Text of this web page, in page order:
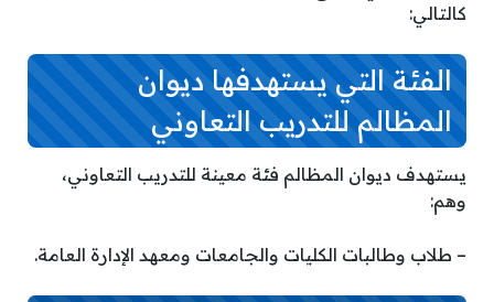
كالتالي:
الفئة التي يستهدفها ديوان
المظالم للتدريب التعاوني
يستهدف ديوان المظالم فئة معينة للتدريب التعاوني،
وهم:
– طلاب وطالبات الكليات والجامعات ومعهد الإدارة العامة.